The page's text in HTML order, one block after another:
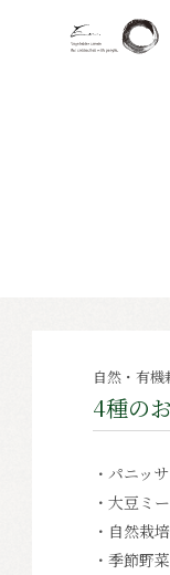
自然・有機
4種の
・パニッ
・大豆ミ
・自然栽
・季節野